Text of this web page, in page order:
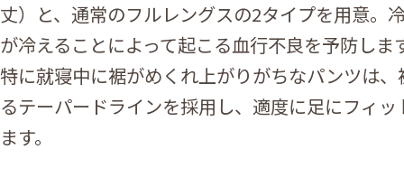
丈）と、通常のフルレングスの2タイプを用意。
が冷えることによって起こる血行不良を予防しま
特に就寝中に裾がめくれ上がりがちなパンツは
るテーパードラインを採用し、適度に足にフィ
ます。